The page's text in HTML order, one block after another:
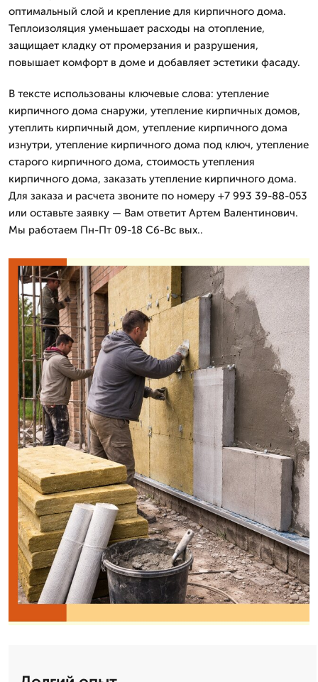
оптимальный слой и крепление для кирпичного дома.
Теплоизоляция уменьшает расходы на отопление,
защищает кладку от промерзания и разрушения,
повышает комфорт в доме и добавляет эстетики фасаду.
В тексте использованы ключевые слова: утепление
кирпичного дома снаружи, утепление кирпичных домов,
утеплить кирпичный дом, утепление кирпичного дома
изнутри, утепление кирпичного дома под ключ, утепление
старого кирпичного дома, стоимость утепления
кирпичного дома, заказать утепление кирпичного дома.
Для заказа и расчета звоните по номеру +7 993 39-88-053
или оставьте заявку — Вам ответит Артем Валентинович.
Мы работаем Пн-Пт 09-18 Сб-Вс вых..